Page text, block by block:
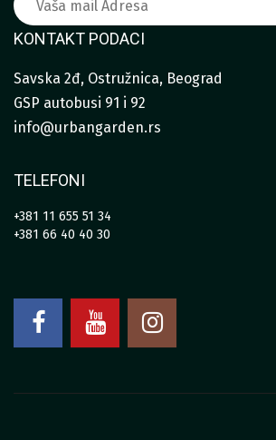
KONTAKT PODACI
Savska 2đ, Ostružnica, Beograd
GSP autobusi 91 i 92
info@urbangarden.rs
TELEFONI
+381 11 655 51 34
+381 66 40 40 30